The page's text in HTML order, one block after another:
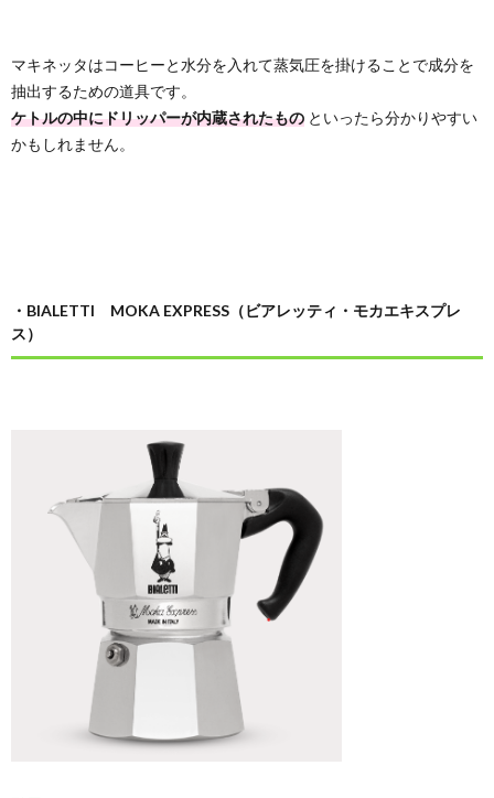
マキネッタはコーヒーと水分を入れて蒸気圧を掛けることで成分を
抽出するための道具です。
ケトルの中にドリッパーが内蔵されたもの といったら分かりやすい
かもしれません。
・BIALETTI MOKA EXPRESS（ビアレッティ・モカエキスプレ
ス）